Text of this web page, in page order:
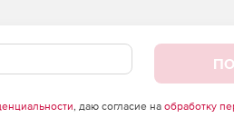
, даю согласие на обработку